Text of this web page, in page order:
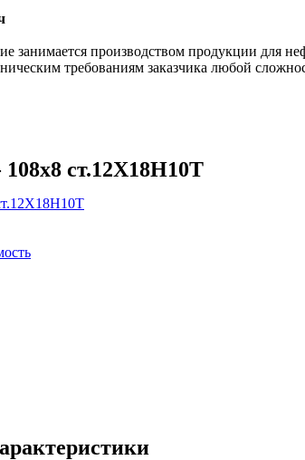
занимается производством продукции
требованиям заказчика любой
ст.12Х18Н10Т